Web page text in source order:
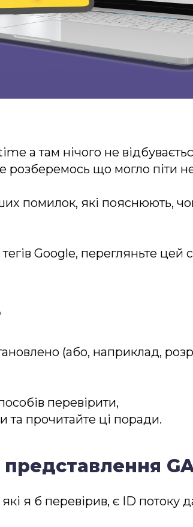
а там нічого не
розберемось що могло піти
помилок, які пояснюють,
Google, перегляньте цей
(або, наприклад,
перевірити,
та прочитайте ці поради.
я б перевірив, є ID потоку